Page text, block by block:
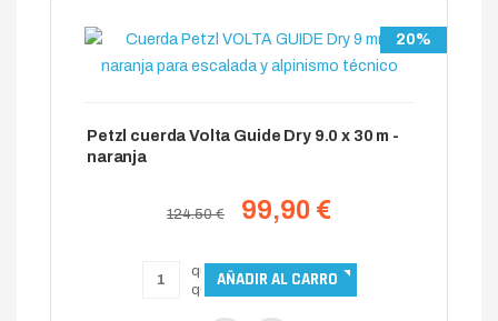
20%
Petzl cuerda Volta Guide Dry 9.0 x 30 m -
naranja
124.50 € 99,90 €